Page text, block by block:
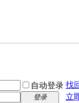
自动登录 找
登录
立